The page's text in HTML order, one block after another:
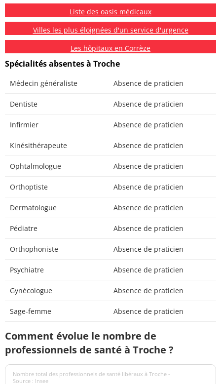
Liste des oasis médicaux
Villes les plus éloignées d'un service d'urgence
Les hôpitaux en Corrèze
Spécialités absentes à Troche
Médecin généraliste Absence de praticien
Dentiste Absence de praticien
Infirmier Absence de praticien
Kinésithérapeute Absence de praticien
Ophtalmologue Absence de praticien
Orthoptiste Absence de praticien
Dermatologue Absence de praticien
Pédiatre Absence de praticien
Orthophoniste Absence de praticien
Psychiatre Absence de praticien
Gynécologue Absence de praticien
Sage-femme Absence de praticien
Comment évolue le nombre de
professionnels de santé à Troche ?
Nombre total des professionnels de santé libéraux à Troche -
Source : Insee